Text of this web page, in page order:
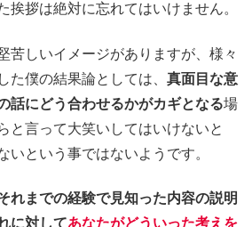
挨拶は絶対に忘れてはいけません。
苦しいイメージがありますが、様々
た僕の結果論としては、 真面目な意
話にどう合わせるかがカギとなる場
と言って大笑いしてはいけないと
いという事ではないようです。
れまでの経験で見知った内容の説明
に対してあなたがどういった考えを